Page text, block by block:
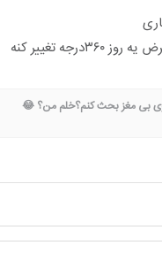
تغییر کنه
بی مغز بحث کنم؟خلم من؟ 😂